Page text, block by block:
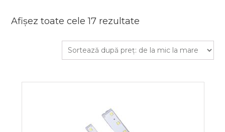
Afișez toate cele 17 rezultate